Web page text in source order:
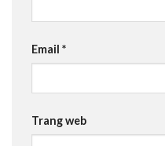
Email *
Trang web